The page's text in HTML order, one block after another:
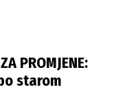
PROMJENE:
starom